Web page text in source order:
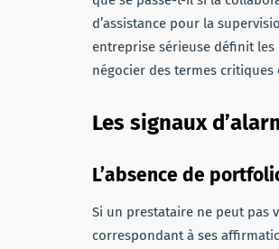
d’assistance pour la
entreprise sérieuse définit
négocier des termes critiques
Les signaux
L’absence de
Si un prestataire ne peut pas
correspondant à ses